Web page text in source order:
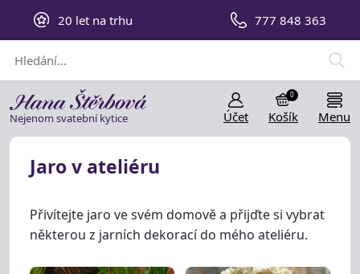
20 let na trhu 777 848 363
Nejenom svatební kytice Účet Košík
0
Menu
Jaro v ateliéru
Přivítejte jaro ve svém domově a přijďte si vybrat
některou z jarních dekorací do mého ateliéru.